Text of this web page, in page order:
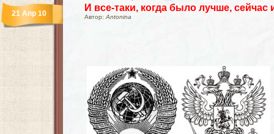
И все-таки, когда было лучше,
Автор: Antonina
21 Апр 10